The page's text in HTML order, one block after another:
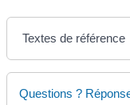
Textes de référence
Questions ?